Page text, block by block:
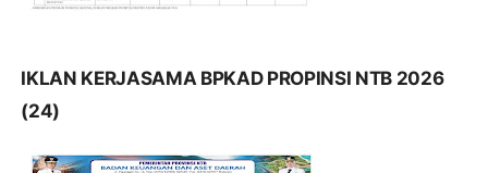
IKLAN KERJASAMA BPKAD PROPINSI NTB 2026
(24)